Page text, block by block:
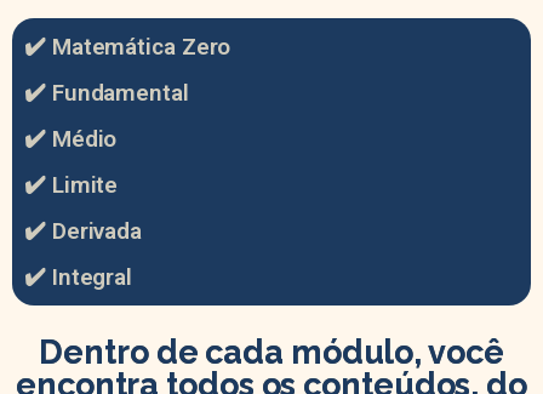
✔️ Matemática Zero
✔️ Fundamental
✔️ Médio
✔️ Limite
✔️ Derivada
✔️Integral
Dentro de cada módulo, você
encontra todos os conteúdos, do